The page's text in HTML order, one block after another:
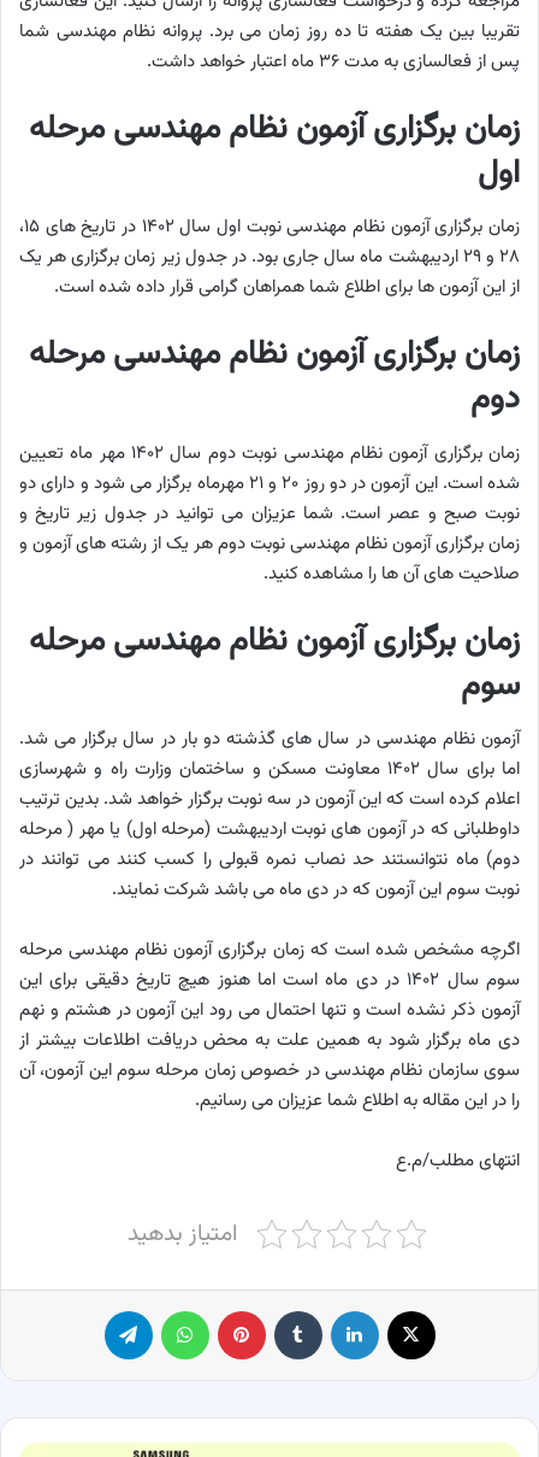
تقریبا بین یک هفته تا ده روز زمان می برد. پروانه نظام مهندسی شما
پس از فعالسازی به مدت ۳۶ ماه اعتبار خواهد داشت.
زمان برگزاری آزمون نظام مهندسی مرحله
اول
زمان برگزاری آزمون نظام مهندسی نوبت اول سال ۱۴۰۲ در تاریخ های ۱۵،
۲۸ و ۲۹ اردیبهشت ماه سال جاری بود. در جدول زیر زمان برگزاری هر یک
از این آزمون‌ ها برای اطلاع شما همراهان گرامی قرار داده شده است.
زمان برگزاری آزمون نظام مهندسی مرحله
دوم
زمان برگزاری آزمون نظام مهندسی نوبت دوم سال ۱۴۰۲ مهر ماه تعیین
شده است. این آزمون در دو روز ۲۰ و ۲۱ مهرماه برگزار می‌ شود و دارای دو
نوبت صبح و عصر است. شما عزیزان می توانید در جدول زیر تاریخ و
زمان برگزاری آزمون نظام مهندسی نوبت دوم هر یک از رشته های آزمون و
صلاحیت های آن ها را مشاهده کنید.
زمان برگزاری آزمون نظام مهندسی مرحله
سوم
آزمون نظام مهندسی در سال‌ های گذشته دو بار در سال برگزار می‌ شد.
اما برای سال ۱۴۰۲ معاونت مسکن و ساختمان وزارت راه و شهرسازی
اعلام کرده است که این آزمون در سه نوبت برگزار خواهد شد. بدین ترتیب
داوطلبانی که در آزمون‌ های نوبت اردیبهشت (مرحله اول) یا مهر ( مرحله
دوم) ماه نتوانستند حد نصاب نمره قبولی را کسب کنند می‌ توانند در
نوبت سوم این آزمون که در دی ماه می‌ باشد شرکت نمایند.
اگرچه مشخص شده است که زمان برگزاری آزمون نظام مهندسی مرحله
سوم سال ۱۴۰۲ در دی ماه است اما هنوز هیچ تاریخ دقیقی برای این
آزمون ذکر نشده است‌‌ و تنها احتمال می رود این آزمون در هشتم و نهم
دی ماه برگزار شود به همین علت به محض دریافت اطلاعات بیشتر از
سوی سازمان نظام مهندسی در خصوص زمان مرحله سوم این آزمون، آن
را در این مقاله به اطلاع شما عزیزان می‌ رسانیم.
انتهای مطلب/م.ع
امتیاز بدهید
لینکدین ‫تامبلر پینترست